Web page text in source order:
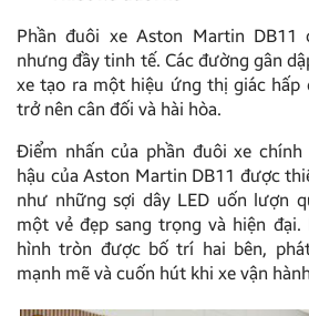
Phần đuôi xe Aston Martin
nhưng đầy tinh tế. Các đường gân
xe tạo ra một hiệu ứng thị giác hấp
trở nên cân đối và hài hòa.
Điểm nhấn của phần đuôi xe
hậu của Aston Martin DB11 được
như những sợi dây LED uốn lượn
một vẻ đẹp sang trọng và hiện
hình tròn được bố trí hai bên,
mạnh mẽ và cuốn hút khi xe vận